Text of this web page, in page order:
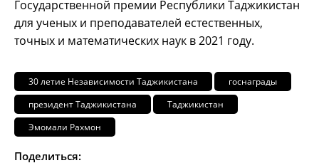
Государственной премии Республики Таджикистан
для ученых и преподавателей естественных,
точных и математических наук в 2021 году.
30 летие Независимости Таджикистана
госнаграды
президент Таджикистана
Таджикистан
Эмомали Рахмон
Поделиться: